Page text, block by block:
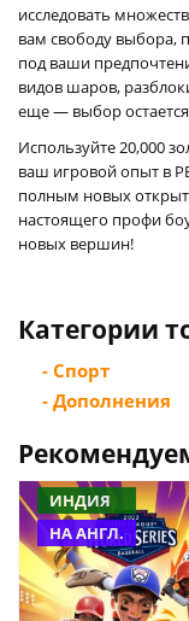
исследовать
вам свободу выбора,
под ваши
видов шаров,
еще — выбор
Используйте 20,000
ваш игровой опыт в
полным новых
настоящего профи
новых вершин!
Категории
- Спорт
- Дополнения
ИНДИЯ
НА АНГЛ.